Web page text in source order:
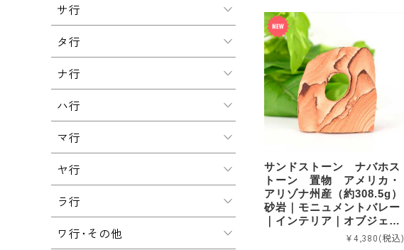
サンドストーン ナバホス
トーン 置物 アメリカ・
アリゾナ州産（約308.5g）
砂岩｜モニュメントバレー
｜インテリア｜オブジェ｜
¥4,380(税込)
サ行
タ行
ナ行
ハ行
マ行
ヤ行
ラ行
ワ行･その他